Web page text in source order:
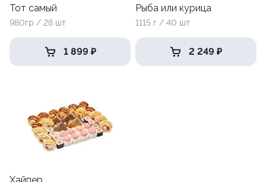
Тот самый
980гр / 28 шт
1 899 ₽
Рыба или курица
1115 г / 40 шт
2 249 ₽